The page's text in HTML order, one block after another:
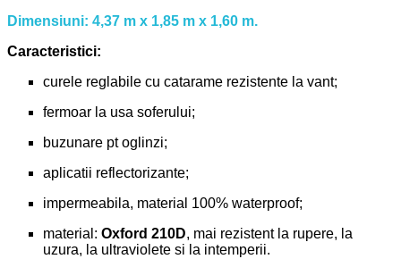
Dimensiuni: 4,37 m x 1,85 m x 1,60 m.
Caracteristici:
curele reglabile cu catarame rezistente la vant;
fermoar la usa soferului;
buzunare pt oglinzi;
aplicatii reflectorizante;
impermeabila, material 100% waterproof;
material: Oxford 210D, mai rezistent la rupere, la
uzura, la ultraviolete si la intemperii.